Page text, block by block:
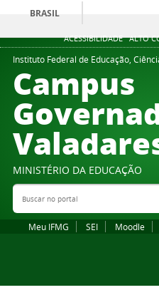
ACESSIBILIDADE ALTO
BRASIL
Instituto Federal de Educação,
Campus
MINISTÉRIO DA EDUCAÇÃO
Buscar no portal
Meu IFMG SEI Moodle